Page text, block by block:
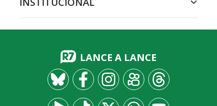
LANCE A LANCE